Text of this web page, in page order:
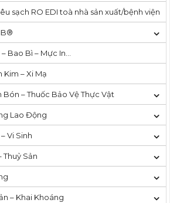
sạch RO EDI​​ toà nhà sản xuất/bệnh viện
Bao Bì – Mực In…
Kim – Xi Mạ
Bón – Thuốc Bảo Vệ Thực Vật
Lao Động
Vi Sinh
Thuỷ Sản
– Khai Khoáng